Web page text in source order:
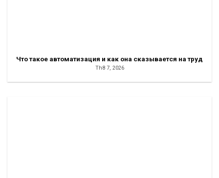
Что такое автоматизация и как она сказывается на труд
Th8 7, 2026